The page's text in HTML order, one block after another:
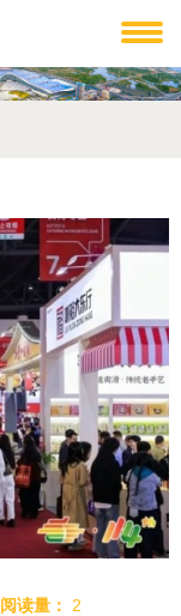
阅读量： 2